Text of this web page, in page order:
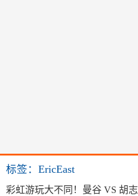
标签：EricEast
彩虹游玩大不同！曼谷 VS 胡